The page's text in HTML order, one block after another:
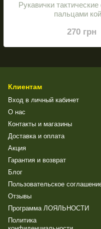
Рукавички
пальцами
270 грн
Клиентам
Вход в личный кабинет
О нас
Контакты и магазины
Доставка и оплата
Акция
Гарантия и возврат
Блог
Пользовательское
Отзывы
Программа ЛОЯЛЬНОСТИ
Политика